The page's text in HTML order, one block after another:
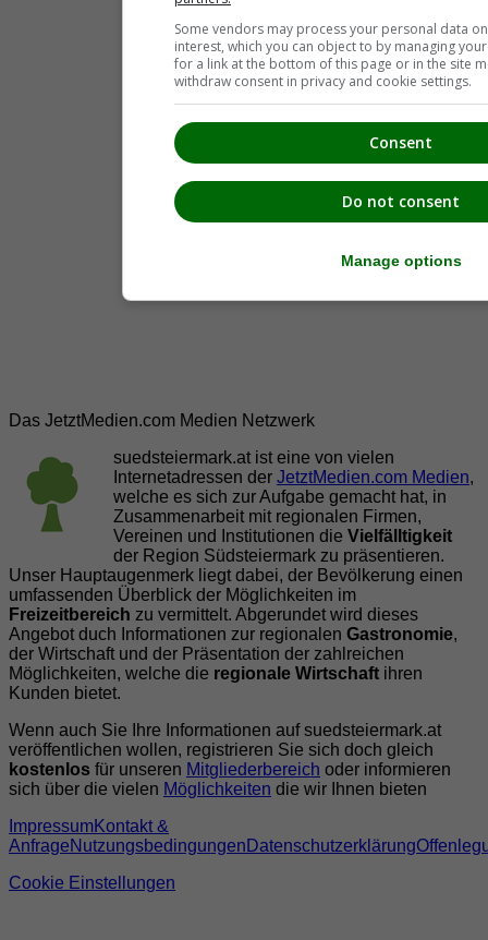
Das JetztMedien.com Medien Netzwerk
suedsteiermark.at ist eine von vielen
Internetadressen der JetztMedien.com Medien,
welche es sich zur Aufgabe gemacht hat, in
Zusammenarbeit mit regionalen Firmen,
Vereinen und Institutionen die Vielfälltigkeit
der Region Südsteiermark zu präsentieren.
Unser Hauptaugenmerk liegt dabei, der Bevölkerung einen
umfassenden Überblick der Möglichkeiten im
Freizeitbereich zu vermittelt. Abgerundet wird dieses
Angebot duch Informationen zur regionalen Gastronomie,
der Wirtschaft und der Präsentation der zahlreichen
Möglichkeiten, welche die regionale Wirtschaft ihren
Kunden bietet.
Wenn auch Sie Ihre Informationen auf suedsteiermark.at
veröffentlichen wollen, registrieren Sie sich doch gleich
kostenlos für unseren Mitgliederbereich oder informieren
sich über die vielen Möglichkeiten die wir Ihnen bieten
ImpressumKontakt &
AnfrageNutzungsbedingungen Datenschutzerklärung
Cookie Einstellungen
Some vendors may process your personal data
interest, which you can object to by managing
for a link at the bottom of this page or in the site
withdraw consent in privacy and cookie settings.
Consent
Do not consent
Manage options